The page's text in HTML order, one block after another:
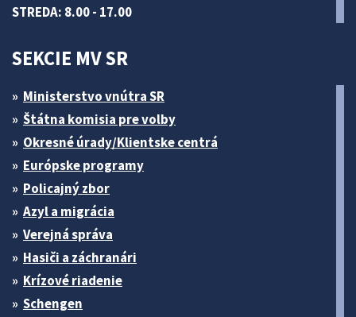
STREDA: 8.00 - 17.00
SEKCIE MV SR
Ministerstvo vnútra SR
Štátna komisia pre volby
Okresné úrady/Klientske centrá
Európske programy
Policajný zbor
Azyl a migrácia
Verejná správa
Hasiči a záchranári
Krízové riadenie
Schengen